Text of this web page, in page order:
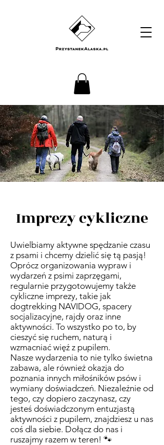
Imprezy cykliczne
Uwielbiamy aktywne spędzanie czasu
z psami i chcemy dzielić się tą pasją!
Oprócz organizowania wypraw i
wydarzeń z psimi zaprzęgami,
regularnie przygotowujemy także
cykliczne imprezy, takie jak
dogtrekking NAVIDOG, spacery
socjalizacyjne, rajdy oraz inne
aktywności. To wszystko po to, by
cieszyć się ruchem, naturą i
wzmacniać więź z pupilem.
Nasze wydarzenia to nie tylko świetna
zabawa, ale również okazja do
poznania innych miłośników psów i
wymiany doświadczeń. Niezależnie od
tego, czy dopiero zaczynasz, czy
jesteś doświadczonym entuzjastą
aktywności z pupilem, znajdziesz u nas
coś dla siebie. Dołącz do nas i
ruszajmy razem w teren! 🐾